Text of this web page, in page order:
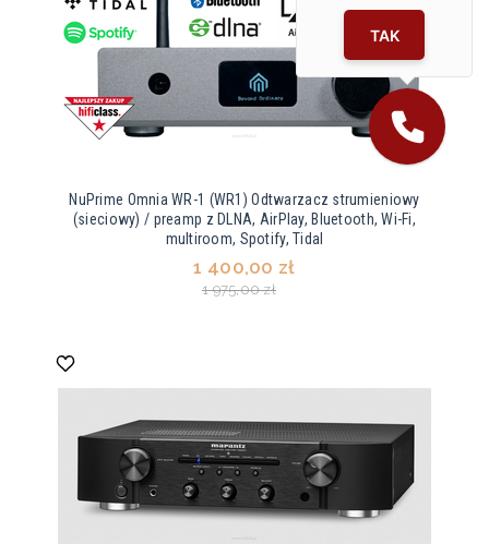
NuPrime Omnia WR-1 (WR1) Odtwarzacz strumieniowy
(sieciowy) / preamp z DLNA, AirPlay, Bluetooth, Wi-Fi,
multiroom, Spotify, Tidal
1 400,00 zł
1 975,00 zł
TAK